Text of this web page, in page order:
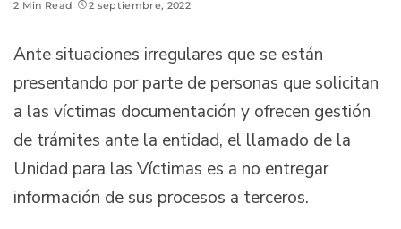
2 Min Read 2 septiembre, 2022
Ante situaciones irregulares que se están
presentando por parte de personas que solicitan
a las víctimas documentación y ofrecen gestión
de trámites ante la entidad, el llamado de la
Unidad para las Víctimas es a no entregar
información de sus procesos a terceros.